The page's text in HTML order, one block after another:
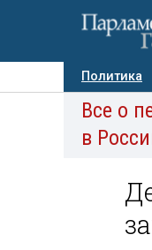
Политика
Авторы
Все о
в